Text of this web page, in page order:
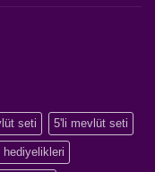
seti 5'li mevlüt seti